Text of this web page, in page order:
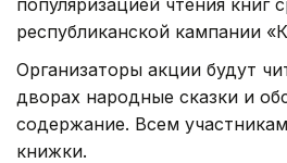
республиканской кампании
Организаторы акции будут
дворах народные сказки и
содержание. Всем
книжки.